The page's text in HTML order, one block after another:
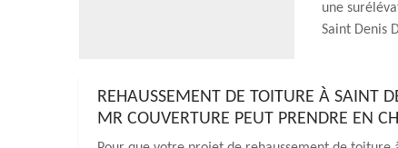
une
Saint Denis
REHAUSSEMENT DE TOITURE À SAINT
MR COUVERTURE PEUT PRENDRE EN